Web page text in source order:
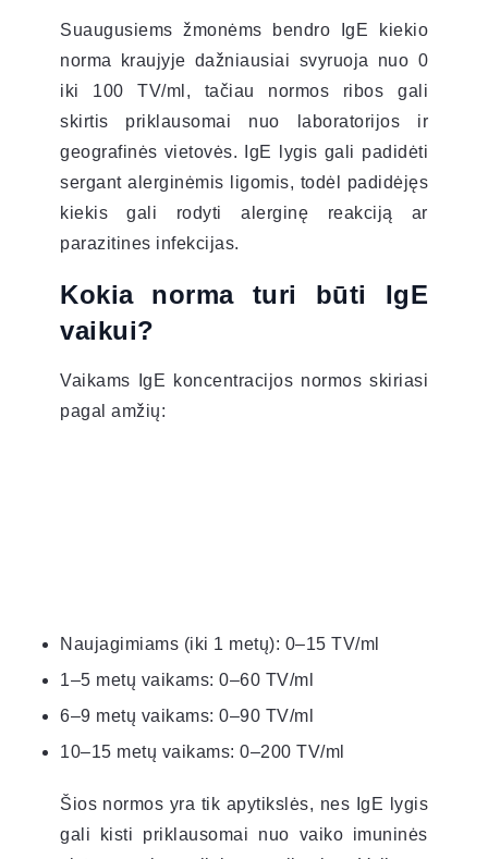
Suaugusiems žmonėms bendro IgE kiekio
norma kraujyje dažniausiai svyruoja nuo 0
iki 100 TV/ml, tačiau normos ribos gali
skirtis priklausomai nuo laboratorijos ir
geografinės vietovės. IgE lygis gali padidėti
sergant alerginėmis ligomis, todėl padidėjęs
kiekis gali rodyti alerginę reakciją ar
parazitines infekcijas.
Kokia norma turi būti IgE
vaikui?
Vaikams IgE koncentracijos normos skiriasi
pagal amžių:
Naujagimiams (iki 1 metų): 0–15 TV/ml
1–5 metų vaikams: 0–60 TV/ml
6–9 metų vaikams: 0–90 TV/ml
10–15 metų vaikams: 0–200 TV/ml
Šios normos yra tik apytikslės, nes IgE lygis
gali kisti priklausomai nuo vaiko imuninės